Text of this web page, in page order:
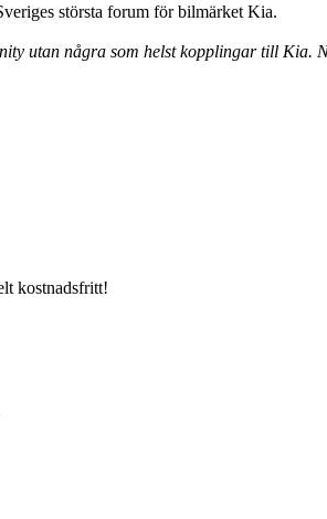
största forum för bilmärket Kia.
utan några som helst kopplingar till
kostnadsfritt!